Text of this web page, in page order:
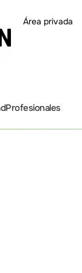
Área privada
Profesionales